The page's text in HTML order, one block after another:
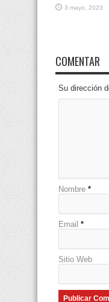
3 mayo, 2023
COMENTAR
Su dirección
Nombre *
Email *
Sitio Web